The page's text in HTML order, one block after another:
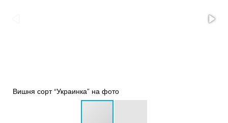
Вишня сорт “Украинка” на фото